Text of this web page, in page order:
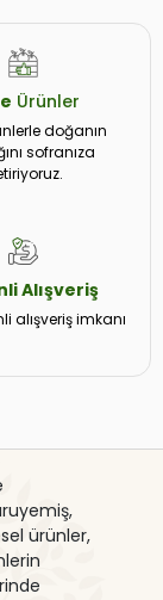
Ürünler
doğanın
sofranıza
Alışveriş
alışveriş imkanı
ürünler,